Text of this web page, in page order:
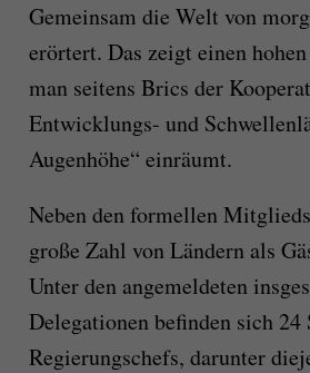
Gemeinsam die Welt von
erörtert. Das zeigt einen
man seitens Brics der
Entwicklungs- und
Augenhöhe“ einräumt.
Neben den formellen
große Zahl von Ländern als
Unter den angemeldeten
Delegationen befinden sich 24
Regierungschefs, darunter